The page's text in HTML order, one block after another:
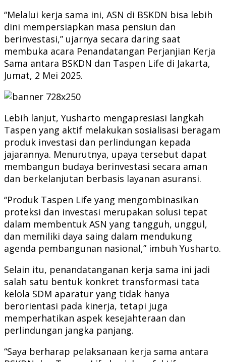
“Melalui kerja sama ini, ASN di BSKDN bisa lebih
dini mempersiapkan masa pensiun dan
berinvestasi,” ujarnya secara daring saat
membuka acara Penandatangan Perjanjian Kerja
Sama antara BSKDN dan Taspen Life di Jakarta,
Jumat, 2 Mei 2025.
Lebih lanjut, Yusharto mengapresiasi langkah
Taspen yang aktif melakukan sosialisasi beragam
produk investasi dan perlindungan kepada
jajarannya. Menurutnya, upaya tersebut dapat
membangun budaya berinvestasi secara aman
dan berkelanjutan berbasis layanan asuransi.
“Produk Taspen Life yang mengombinasikan
proteksi dan investasi merupakan solusi tepat
dalam membentuk ASN yang tangguh, unggul,
dan memiliki daya saing dalam mendukung
agenda pembangunan nasional,” imbuh Yusharto.
Selain itu, penandatanganan kerja sama ini jadi
salah satu bentuk konkret transformasi tata
kelola SDM aparatur yang tidak hanya
berorientasi pada kinerja, tetapi juga
memperhatikan aspek kesejahteraan dan
perlindungan jangka panjang.
“Saya berharap pelaksanaan kerja sama antara